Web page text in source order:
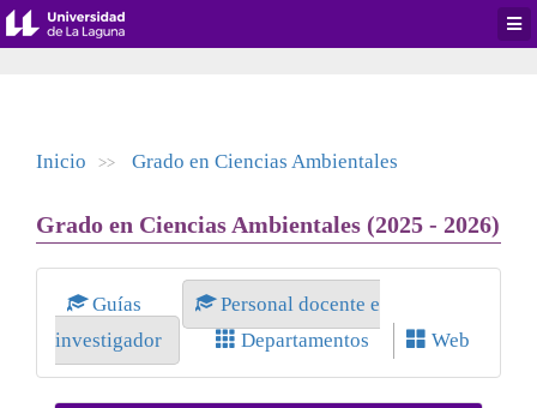
Inicio >> Grado en Ciencias Ambientales
Grado en Ciencias Ambientales (2025 - 2026)
Guías
Personal docente e
investigador
Departamentos Web